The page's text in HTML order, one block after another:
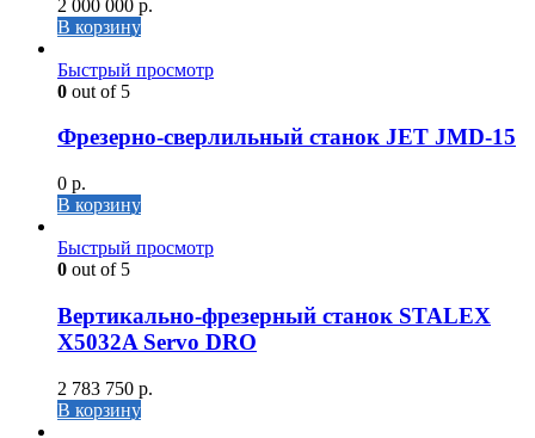
2 000 000 р.
В корзину
Быстрый просмотр
0 out of 5
Фрезерно-сверлильный станок JET JMD-15
0 р.
В корзину
Быстрый просмотр
0 out of 5
Вертикально-фрезерный станок STALEX
X5032A Servo DRO
2 783 750 р.
В корзину